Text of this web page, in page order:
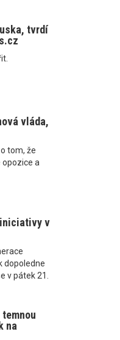
tvrdí
vláda,
tom, že
opozice a
iniciativy v
dopoledne
v pátek 21.
na